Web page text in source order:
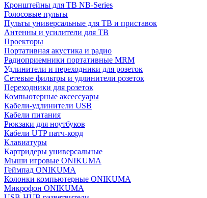
Кронштейны для ТВ NB-Series
Голосовые пульты
Пульты универсальные для ТВ и приставок
Антенны и усилители для ТВ
Проекторы
Портативная акустика и радио
Радиоприемники портативные MRM
Удлинители и переходники для розеток
Сетевые фильтры и удлинители розеток
Переходники для розеток
Компьютерные аксессуары
Кабели-удлинители USB
Кабели питания
Рюкзаки для ноутбуков
Кабели UTP патч-корд
Клавиатуры
Картридеры универсальные
Мыши игровые ONIKUMA
Геймпад ONIKUMA
Колонки компьютерные ONIKUMA
Микрофон ONIKUMA